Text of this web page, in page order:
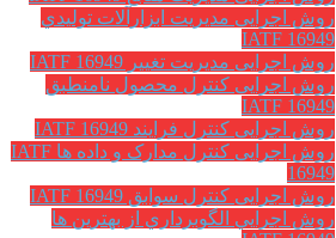
روش اجرایی مديريت ابزارآلات توليدي
IATF 16949
روش اجرایی مدیریت تغییر IATF 16949
روش اجرایی کنترل محصول نامنطبق
IATF 16949
روش اجرایی کنترل فرایند IATF 16949
روش اجرایی کنترل مدارک و داده ها IATF
16949
روش اجرایی کنترل سوابق IATF 16949
روش اجرايي الگوبرداري از بهترين ها